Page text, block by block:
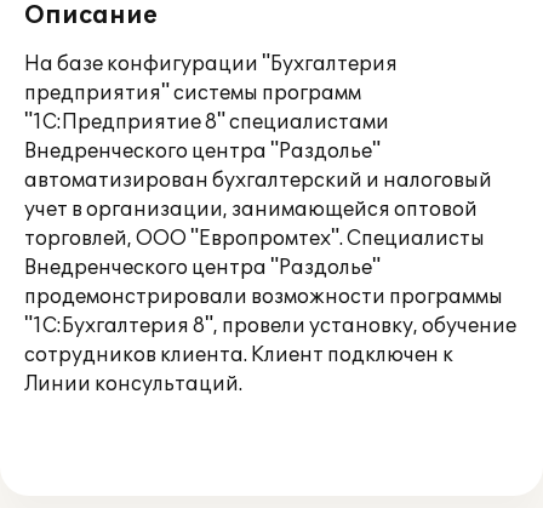
Описание
На базе конфигурации "Бухгалтерия
предприятия" системы программ
"1С:Предприятие 8" специалистами
Внедренческого центра "Раздолье"
автоматизирован бухгалтерский и налоговый
учет в организации, занимающейся оптовой
торговлей, ООО "Европромтех". Специалисты
Внедренческого центра "Раздолье"
продемонстрировали возможности программы
"1С:Бухгалтерия 8", провели установку, обучение
сотрудников клиента. Клиент подключен к
Линии консультаций.